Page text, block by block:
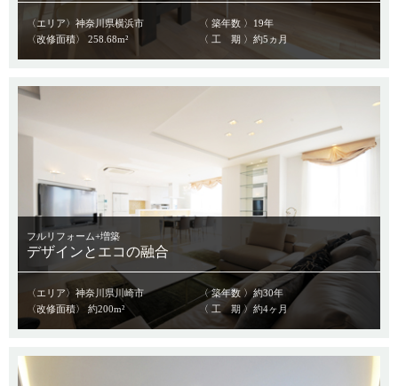
〈エリア〉神奈川県横浜市
〈改修面積〉 258.68m²
〈 築年数 〉19年
〈 工 期 〉約5ヵ月
フルリフォーム+増築
デザインとエコの融合
〈エリア〉神奈川県川崎市
〈改修面積〉 約200m²
〈 築年数 〉約30年
〈 工 期 〉約4ヶ月